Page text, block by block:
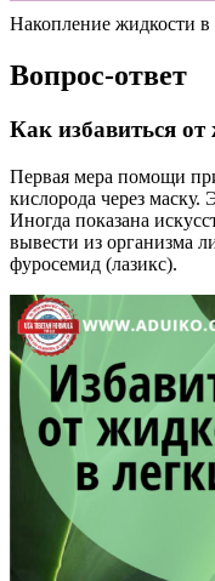
Накопление жидкости
Вопрос-ответ
Как избавиться
Первая мера помощи
кислорода через
Иногда показана
вывести из организма
фуросемид (лазикс).